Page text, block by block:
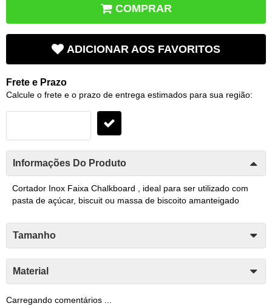
COMPRAR
ADICIONAR AOS FAVORITOS
Frete e Prazo
Calcule o frete e o prazo de entrega estimados para sua região:
Informações Do Produto
Cortador Inox Faixa Chalkboard , ideal para ser utilizado com
pasta de açúcar, biscuit ou massa de biscoito amanteigado
Tamanho
Material
Carregando comentários ...